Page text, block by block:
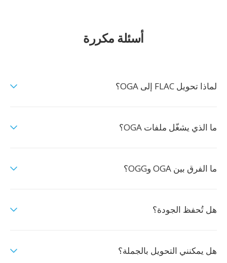
أسئلة مكررة
لماذا تحويل FLAC إلى OGA؟
ما الذي يشغّل ملفات OGA؟
ما الفرق بين OGA وOGG؟
هل تُحفظ الجودة؟
هل يمكنني التحويل بالجملة؟